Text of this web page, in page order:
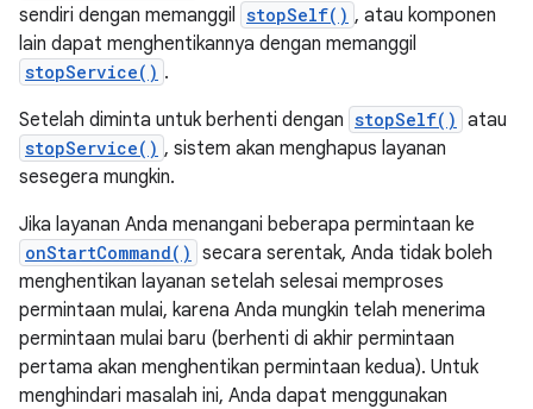
sendiri dengan memanggil stopSelf() , atau komponen
lain dapat menghentikannya dengan memanggil
stopService() .
Setelah diminta untuk berhenti dengan stopSelf() atau
stopService() , sistem akan menghapus layanan
sesegera mungkin.
Jika layanan Anda menangani beberapa permintaan ke
onStartCommand() secara serentak, Anda tidak boleh
menghentikan layanan setelah selesai memproses
permintaan mulai, karena Anda mungkin telah menerima
permintaan mulai baru (berhenti di akhir permintaan
pertama akan menghentikan permintaan kedua). Untuk
menghindari masalah ini, Anda dapat menggunakan